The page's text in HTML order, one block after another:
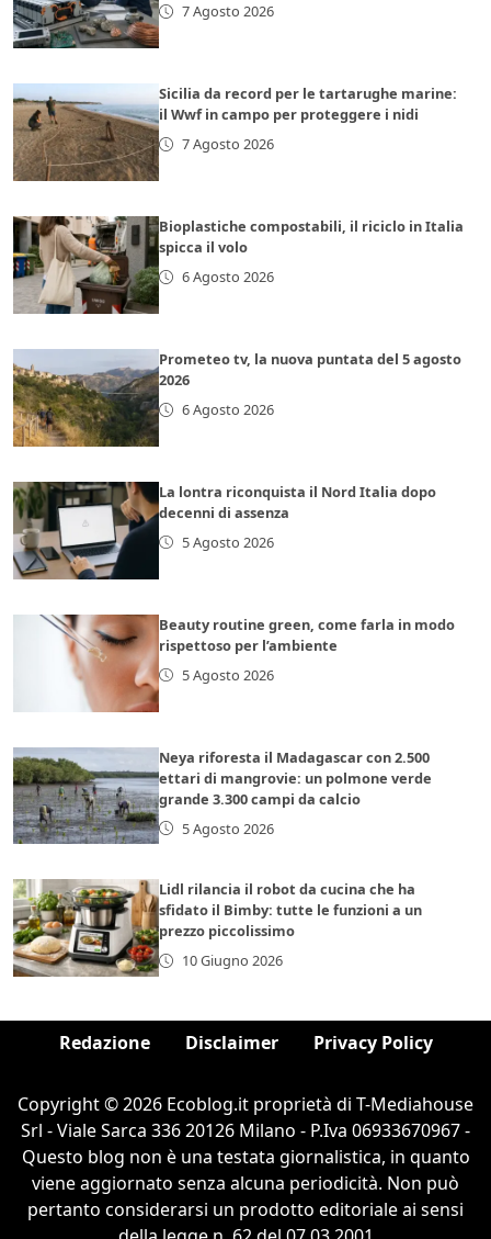
7 Agosto 2026
Sicilia da record per le tartarughe marine:
il Wwf in campo per proteggere i nidi
7 Agosto 2026
Bioplastiche compostabili, il riciclo in Italia
spicca il volo
6 Agosto 2026
Prometeo tv, la nuova puntata del 5 agosto
2026
6 Agosto 2026
La lontra riconquista il Nord Italia dopo
decenni di assenza
5 Agosto 2026
Beauty routine green, come farla in modo
rispettoso per l’ambiente
5 Agosto 2026
Neya riforesta il Madagascar con 2.500
ettari di mangrovie: un polmone verde
grande 3.300 campi da calcio
5 Agosto 2026
Lidl rilancia il robot da cucina che ha
sfidato il Bimby: tutte le funzioni a un
prezzo piccolissimo
10 Giugno 2026
Redazione Disclaimer Privacy Policy
Copyright © 2026 Ecoblog.it proprietà di T-Mediahouse
Srl - Viale Sarca 336 20126 Milano - P.Iva 06933670967 -
Questo blog non è una testata giornalistica, in quanto
viene aggiornato senza alcuna periodicità. Non può
pertanto considerarsi un prodotto editoriale ai sensi